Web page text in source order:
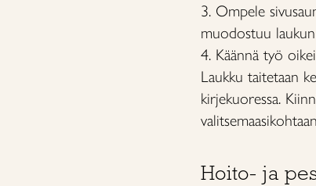
3. Ompele
muodostuu
4. Käännä työ
Laukku taitetaan
kirjekuoressa.
Hoito- ja